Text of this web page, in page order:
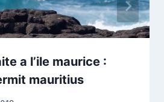
a l’ile maurice :
mauritius